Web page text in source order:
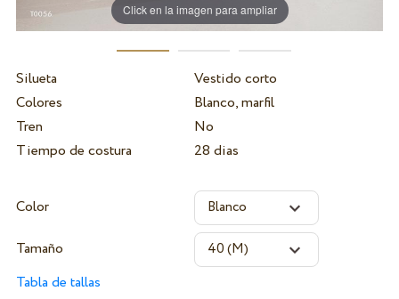
Click en la imagen para ampliar
Silueta
Vestido corto
Colores
Blanco, marfil
Tren
No
Tiempo de costura
28 dias
Color
Tamaño
Tabla de tallas